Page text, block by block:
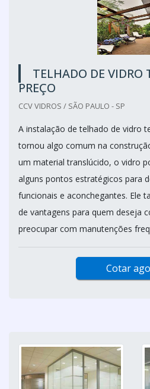
TELHADO DE VIDRO
PREÇO
CCV VIDROS / SÃO PAULO - SP
A instalação de telhado de vidro
tornou algo comum na
um material translúcido, o vidro
alguns pontos estratégicos para
funcionais e aconchegantes. Ele
de vantagens para quem deseja
preocupar com manutenções
Cotar